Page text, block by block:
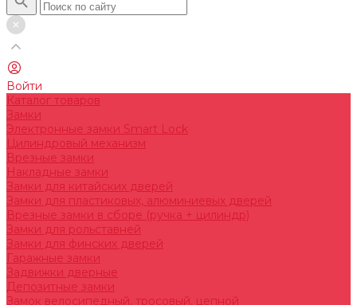
Войти
Каталог товаров
Замки
Электронные замки Smart Lock
Цилиндровый механизм
Врезные замки
Накладные замки
Замки для китайских дверей
Замки для пластиковых, алюминиевых дверей
Врезные замки в сборе (ручка + цилиндр)
Замки для рольставней
Замки для финских дверей
Гаражные замки
Задвижки дверные
Депозитные замки
Замок велосипедный, тросовый, цепной